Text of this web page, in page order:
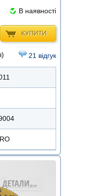
В наявності
КУПИТИ
21 відгук